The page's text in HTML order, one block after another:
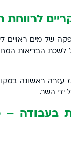
לרווחת
של מים ראויים
לשכת הבריאות
עזרה ראשונה
ידי השר.
בעבודה –